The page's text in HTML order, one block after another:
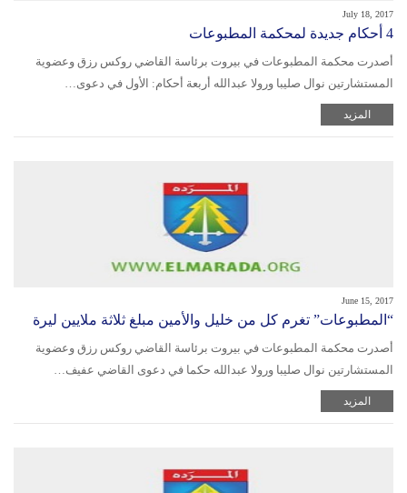
July 18, 2017
4 أحكام جديدة لمحكمة المطبوعات
أصدرت محكمة المطبوعات في بيروت برئاسة القاضي روكس رزق وعضوية
المستشارتين نوال صليبا ورولا عبدالله أربعة أحكام: الأول في دعوى…
المزيد
June 15, 2017
“المطبوعات” تغرم كل من خليل والأمين مبلغ ثلاثة ملايين ليرة
أصدرت محكمة المطبوعات في بيروت برئاسة القاضي روكس رزق وعضوية
المستشارتين نوال صليبا ورولا عبدالله حكما في دعوى القاضي عفيف…
المزيد